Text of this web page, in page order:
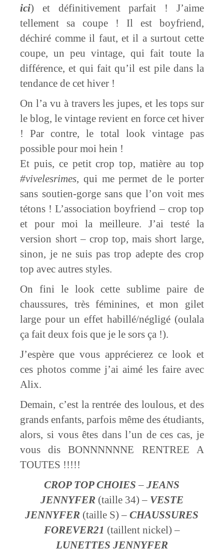
ici) et définitivement parfait ! J’aime
tellement sa coupe ! Il est boyfriend,
déchiré comme il faut, et il a surtout cette
coupe, un peu vintage, qui fait toute la
différence, et qui fait qu’il est pile dans la
tendance de cet hiver !
On l’a vu à travers les jupes, et les tops sur
le blog, le vintage revient en force cet hiver
! Par contre, le total look vintage pas
possible pour moi hein !
Et puis, ce petit crop top, matière au top
#vivelesrimes, qui me permet de le porter
sans soutien-gorge sans que l’on voit mes
tétons ! L’association boyfriend – crop top
et pour moi la meilleure. J’ai testé la
version short – crop top, mais short large,
sinon, je ne suis pas trop adepte des crop
top avec autres styles.
On fini le look cette sublime paire de
chaussures, très féminines, et mon gilet
large pour un effet habillé/négligé (oulala
ça fait deux fois que je le sors ça !).
J’espère que vous apprécierez ce look et
ces photos comme j’ai aimé les faire avec
Alix.
Demain, c’est la rentrée des loulous, et des
grands enfants, parfois même des étudiants,
alors, si vous êtes dans l’un de ces cas, je
vous dis BONNNNNNE RENTREE A
TOUTES !!!!!
CROP TOPCHOIES –JEANS
JENNYFER (taille 34) – VESTE
JENNYFER (taille S) –CHAUSSURES
FOREVER21 (taillent nickel) –
LUNETTES JENNYFER